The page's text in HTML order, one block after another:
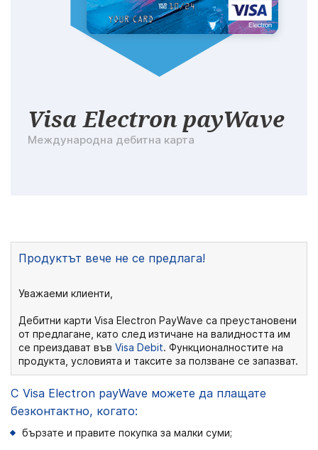
Visa Electron payWave
Международна дебитна карта
Продуктът вече не се предлага!
Уважаеми клиенти,
Дебитни карти Visa Electron PayWave са преустановени
от предлагане, като след изтичане на валидността им
се преиздават във Visa Debit. Функционалностите на
продукта, условията и таксите за ползване се запазват.
С Visa Electron payWave можете да плащате
безконтактно, когато:
бързате и правите покупка за малки суми;